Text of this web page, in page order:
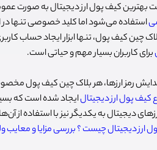
بهترین کیف پول ارز دیجیتال به صورت
استفاده می‌شود اما کلید خصوصی تنها در
چین کیف پول، تنها ابزار ایجاد حساب
برای کاربران بسیار مهم و حیاتی است.
رمز ارزها، هر بلاک چین کیف پول
کیف پول‌ ارز دیجیتالایجاد شده است که
دیجیتال به یکدیگر نیز با استفاده از
ارز دیجیتال چیست ؟ بررسی مزایا و معایب